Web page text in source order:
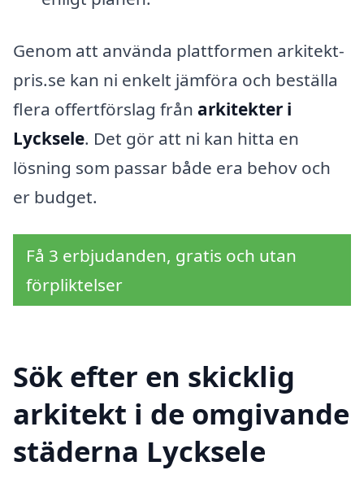
Genom att använda plattformen arkitekt-
pris.se kan ni enkelt jämföra och beställa
flera offertförslag från arkitekter i
Lycksele. Det gör att ni kan hitta en
lösning som passar både era behov och
er budget.
Få 3 erbjudanden, gratis och utan
förpliktelser
Sök efter en skicklig
arkitekt i de omgivande
städerna Lycksele